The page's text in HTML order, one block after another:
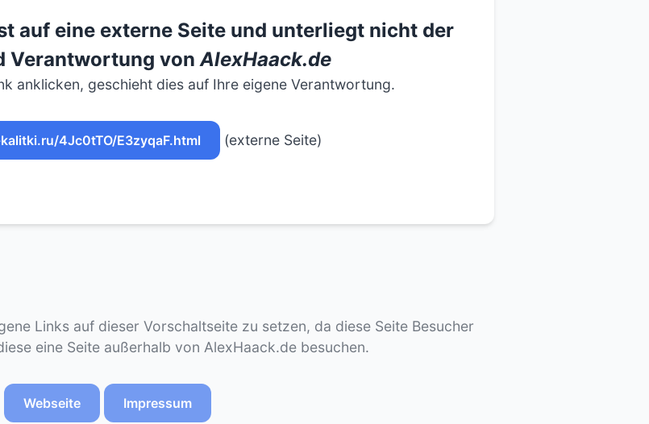
auf eine externe Seite und unterliegt nicht der
Verantwortung vonAlexHaack.de
anklicken, geschieht dies auf Ihre eigene Verantwortung.
4Jc0tTO/E3zyqaF.html (externe Seite)
Links auf dieser Vorschaltseite zu setzen, da diese Seite Besucher
eine Seite außerhalb von AlexHaack.de besuchen.
Webseite Impressum